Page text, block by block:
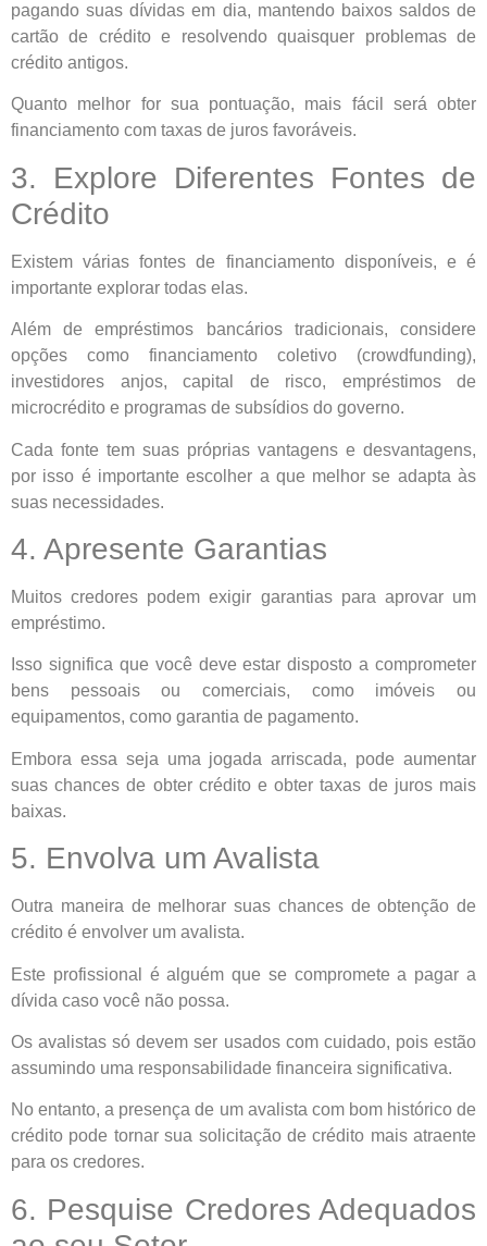
pagando suas dívidas em dia, mantendo baixos saldos de
cartão de crédito e resolvendo quaisquer problemas de
crédito antigos.
Quanto melhor for sua pontuação, mais fácil será obter
financiamento com taxas de juros favoráveis.
3. Explore Diferentes Fontes de
Crédito
Existem várias fontes de financiamento disponíveis, e é
importante explorar todas elas.
Além de empréstimos bancários tradicionais, considere
opções como financiamento coletivo (crowdfunding),
investidores anjos, capital de risco, empréstimos de
microcrédito e programas de subsídios do governo.
Cada fonte tem suas próprias vantagens e desvantagens,
por isso é importante escolher a que melhor se adapta às
suas necessidades.
4. Apresente Garantias
Muitos credores podem exigir garantias para aprovar um
empréstimo.
Isso significa que você deve estar disposto a comprometer
bens pessoais ou comerciais, como imóveis ou
equipamentos, como garantia de pagamento.
Embora essa seja uma jogada arriscada, pode aumentar
suas chances de obter crédito e obter taxas de juros mais
baixas.
5. Envolva um Avalista
Outra maneira de melhorar suas chances de obtenção de
crédito é envolver um avalista.
Este profissional é alguém que se compromete a pagar a
dívida caso você não possa.
Os avalistas só devem ser usados com cuidado, pois estão
assumindo uma responsabilidade financeira significativa.
No entanto, a presença de um avalista com bom histórico de
crédito pode tornar sua solicitação de crédito mais atraente
para os credores.
6. Pesquise Credores Adequados